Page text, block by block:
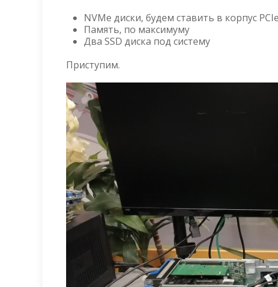
NVMe диски, будем ставить в корпус
Память, по максимуму
Два SSD диска под систему
Приступим.